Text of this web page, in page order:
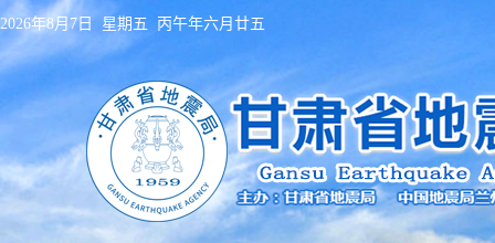
2026年8月7日 星期五 丙午年六月廿五